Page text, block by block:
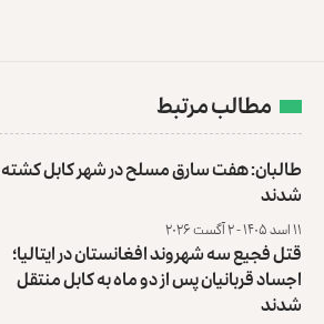
مطالب مرتبط
طالبان: هفت سارق مسلح در شهر کابل کشته
شدند
۱۱ اسد ۱۴۰۵ - ۲ آگست ۲۰۲۶
قتل فجیع سه شهروند افغانستان در ایتالیا؛
اجساد قربانیان پس از دو ماه به کابل منتقل
شدند